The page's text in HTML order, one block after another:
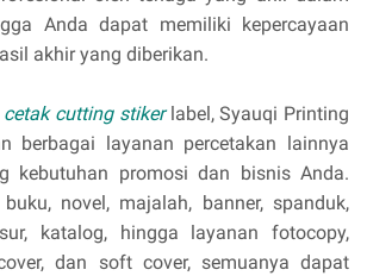
Anda dapat memiliki kepercayaan
akhir yang diberikan.
cetak cutting stikerlabel, Syauqi Printing
berbagai layanan percetakan lainnya
kebutuhan promosi dan bisnis Anda.
novel, majalah, banner, spanduk,
katalog, hingga layanan fotocopy,
dan soft cover, semuanya dapat